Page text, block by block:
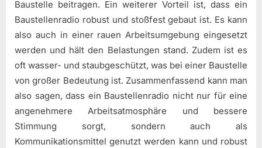
Baustelle beitragen. Ein weiterer Vorteil ist, dass ein
Baustellenradio robust und stoßfest gebaut ist. Es kann
also auch in einer rauen Arbeitsumgebung eingesetzt
werden und hält den Belastungen stand. Zudem ist es
oft wasser- und staubgeschützt, was bei einer Baustelle
von großer Bedeutung ist. Zusammenfassend kann man
also sagen, dass ein Baustellenradio nicht nur für eine
angenehmere Arbeitsatmosphäre und bessere
Stimmung sorgt, sondern auch als
Kommunikationsmittel genutzt werden kann und robust